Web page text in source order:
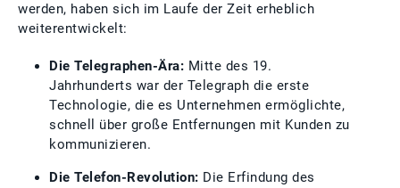
werden, haben sich im Laufe der Zeit erheblich
weiterentwickelt:
Die Telegraphen-Ära: Mitte des 19.
Jahrhunderts war der Telegraph die erste
Technologie, die es Unternehmen ermöglichte,
schnell über große Entfernungen mit Kunden zu
kommunizieren.
Die Telefon-Revolution: Die Erfindung des